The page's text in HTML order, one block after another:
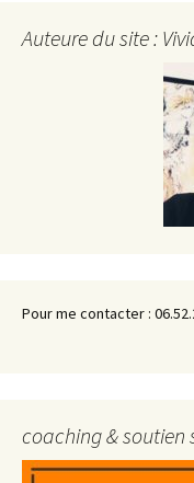
articles
Auteure du site :
Pour me contacter :
coaching & soutien